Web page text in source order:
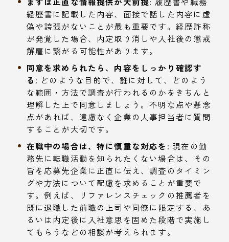
経歴書に記載した内容、面接で話した内容に虚
偽や誇張がないことが最も重要です。経歴詐称
が発覚した場合、内定取り消しや入社後の懲戒
解雇に繋がる可能性があります。
同意を求められたら、内容をしっかり確認す
る: どのような目的で、誰に対して、どのよう
な範囲・方法で調査が行われるのかをきちんと
理解した上で同意しましょう。不明な点や懸念
点があれば、遠慮なく企業の人事担当者に質問
することが大切です。
在職中の場合は、特に慎重な対応を: 現在の勤
務先に転職活動を知られたくない場合は、その
旨を応募先企業に正直に伝え、調査のタイミン
グや方法について配慮を求めることが重要で
す。例えば、リファレンスチェックの推薦者を
既に退職した前職の上司や同僚に限定する、あ
るいは内定後に入社意思を固めた段階で実施し
てもらうなどの相談が考えられます。